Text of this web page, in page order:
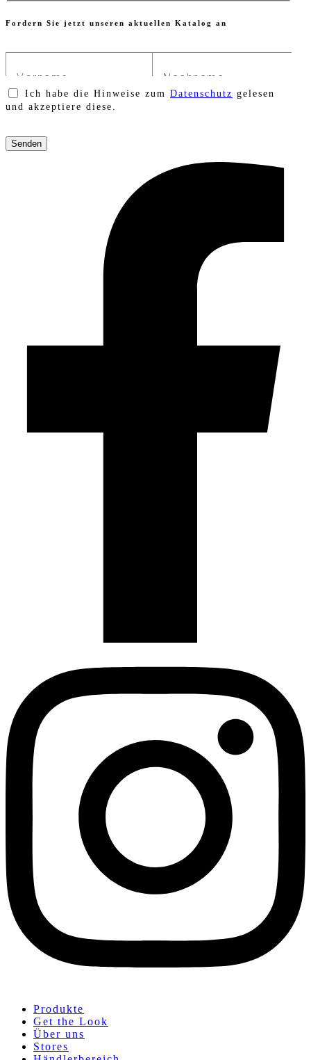
Fordern Sie jetzt unseren aktuellen Katalog an
Ich habe die Hinweise zum Datenschutz gelesen
und akzeptiere diese.
lasse
Produkte
Get the Look
Über uns
Stores